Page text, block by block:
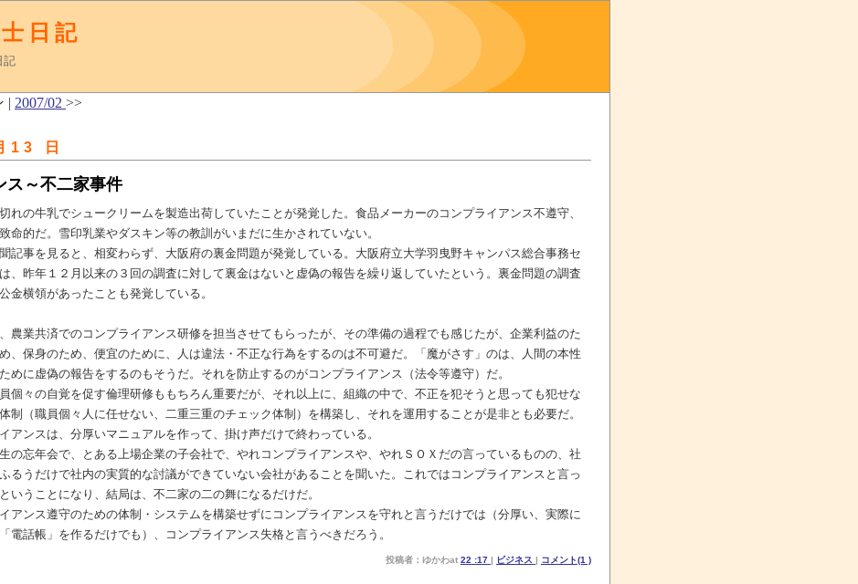
日記
記
| 2007/02 >>
13 日
ス～不二家事件
れの牛乳でシュークリームを製造出荷していたことが発覚した。食品メーカーのコンプライアンス不遵守、
命的だ。雪印乳業やダスキン等の教訓がいまだに生かされていない。
記事を見ると、相変わらず、大阪府の裏金問題が発覚している。大阪府立大学羽曳野キャンパス総合事務セ
、昨年１２月以来の３回の調査に対して裏金はないと虚偽の報告を繰り返していたという。裏金問題の調査
金横領があったことも発覚している。
農業共済でのコンプライアンス研修を担当させてもらったが、その準備の過程でも感じたが、企業利益のた
、保身のため、便宜のために、人は違法・不正な行為をするのは不可避だ。「魔がさす」のは、人間の本性
めに虚偽の報告をするのもそうだ。それを防止するのがコンプライアンス（法令等遵守）だ。
個々の自覚を促す倫理研修ももちろん重要だが、それ以上に、組織の中で、不正を犯そうと思っても犯せな
制（職員個々人に任せない、二重三重のチェック体制）を構築し、それを運用することが是非とも必要だ。
アンスは、分厚いマニュアルを作って、掛け声だけで終わっている。
の忘年会で、とある上場企業の子会社で、やれコンプライアンスや、やれＳＯＸだの言っているものの、社
るうだけで社内の実質的な討議ができていない会社があることを聞いた。これではコンプライアンスと言っ
いうことになり、結局は、不二家の二の舞になるだけだ。
アンス遵守のための体制・システムを構築せずにコンプライアンスを守れと言うだけでは（分厚い、実際に
電話帳」を作るだけでも）、コンプライアンス失格と言うべきだろう。
投稿者：ゆかわat 22 :17 | ビジネス | コメント(1 )